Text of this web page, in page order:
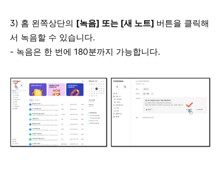
3) 홈 왼쪽상단의 [녹음] 또는 [새 노트] 버튼을 클릭해
서 녹음할 수 있습니다.
- 녹음은 한 번에 180분까지 가능합니다.